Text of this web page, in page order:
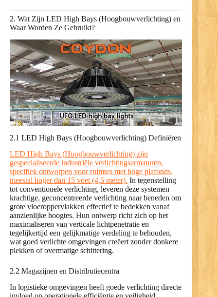
2. Wat Zijn LED High Bays (Hoogbouwverlichting) en
Waar Worden Ze Gebruikt?
2.1 LED High Bays (Hoogbouwverlichting) Definiëren
LED High Bays (Hoogbouwverlichting) zijn
gespecialiseerde industriële verlichtingsarmaturen,
specifiek ontworpen voor ruimtes met hoge plafonds,
meestal hoger dan 15 voet (4,5 meter). In tegenstelling
tot conventionele verlichting, leveren deze systemen
krachtige, geconcentreerde verlichting naar beneden om
grote vloeroppervlakken effectief te bedekken vanaf
aanzienlijke hoogtes. Hun ontwerp richt zich op het
maximaliseren van verticale lichtpenetratie en
tegelijkertijd een gelijkmatige verdeling te behouden,
wat goed verlichte omgevingen creëert zonder donkere
plekken of overmatige schittering.
2.2 Magazijnen en Distributiecentra
In logistieke omgevingen heeft goede verlichting directe